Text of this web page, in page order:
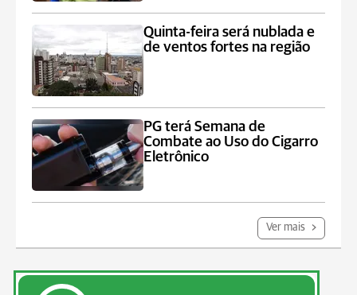
Quinta-feira será nublada e
de ventos fortes na região
PG terá Semana de
Combate ao Uso do Cigarro
Eletrônico
Ver mais